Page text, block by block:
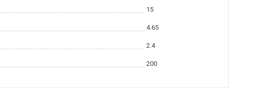
15
4.65
2.4
200